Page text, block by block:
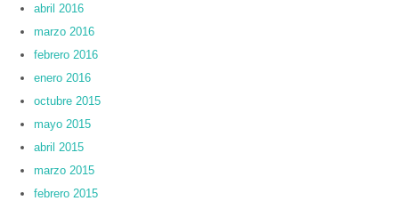
abril 2016
marzo 2016
febrero 2016
enero 2016
octubre 2015
mayo 2015
abril 2015
marzo 2015
febrero 2015